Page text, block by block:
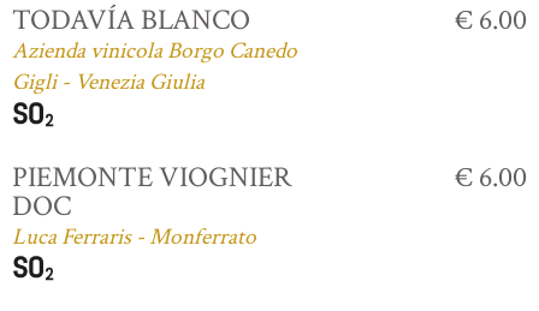
TODAVÍA BLANCO
Azienda vinicola Borgo Canedo
Gigli - Venezia Giulia
€ 6.00
PIEMONTE VIOGNIER
DOC
Luca Ferraris - Monferrato
€ 6.00